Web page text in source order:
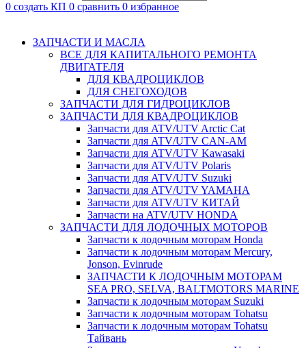
0 создать КП 0 сравнить 0 избранное
ЗАПЧАСТИ И МАСЛА
ВСЕ ДЛЯ КАПИТАЛЬНОГО РЕМОНТА
ДВИГАТЕЛЯ
ДЛЯ КВАДРОЦИКЛОВ
ДЛЯ СНЕГОХОДОВ
ЗАПЧАСТИ ДЛЯ ГИДРОЦИКЛОВ
ЗАПЧАСТИ ДЛЯ КВАДРОЦИКЛОВ
Запчасти для ATV/UTV Arctic Cat
Запчасти для ATV/UTV CAN-AM
Запчасти для ATV/UTV Kawasaki
Запчасти для ATV/UTV Polaris
Запчасти для ATV/UTV Suzuki
Запчасти для ATV/UTV YAMAHA
Запчасти для ATV/UTV КИТАЙ
Запчасти на ATV/UTV HONDA
ЗАПЧАСТИ ДЛЯ ЛОДОЧНЫХ МОТОРОВ
Запчасти к лодочным моторам Honda
Запчасти к лодочным моторам Mercury,
Jonson, Evinrude
ЗАПЧАСТИ К ЛОДОЧНЫМ МОТОРАМ
SEA PRO, SELVA, BALTMOTORS MARINE
Запчасти к лодочным моторам Suzuki
Запчасти к лодочным моторам Tohatsu
Запчасти к лодочным моторам Tohatsu
Тайвань